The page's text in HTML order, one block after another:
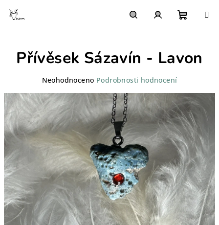
košík
Přívěsek Sázavín - Lavon
Průměrné
produktu
je
0,0
z
hvězdiček.
Neohodnoceno Podrobnosti hodnocení